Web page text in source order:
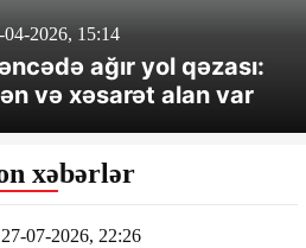
04-2026, 15:14
ağır yol qəzası:
və xəsarət alan var
xəbərlər
27-07-2026, 22:26